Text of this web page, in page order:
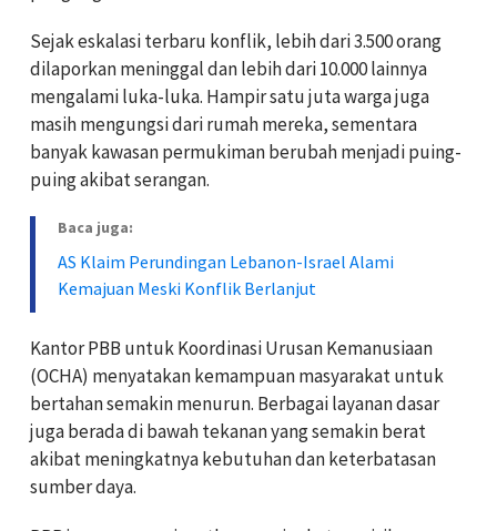
Sejak eskalasi terbaru konflik, lebih dari 3.500 orang
dilaporkan meninggal dan lebih dari 10.000 lainnya
mengalami luka-luka. Hampir satu juta warga juga
masih mengungsi dari rumah mereka, sementara
banyak kawasan permukiman berubah menjadi puing-
puing akibat serangan.
Baca juga:
AS Klaim Perundingan Lebanon-Israel Alami
Kemajuan Meski Konflik Berlanjut
Kantor PBB untuk Koordinasi Urusan Kemanusiaan
(OCHA) menyatakan kemampuan masyarakat untuk
bertahan semakin menurun. Berbagai layanan dasar
juga berada di bawah tekanan yang semakin berat
akibat meningkatnya kebutuhan dan keterbatasan
sumber daya.